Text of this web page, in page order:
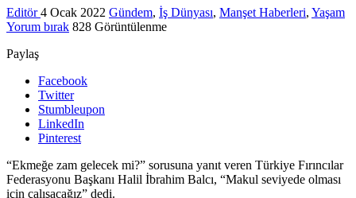
Editör4 Ocak 2022 Gündem, İş Dünyası, Manşet Haberleri, Yaşam
Yorum bırak 828 Görüntülenme
Paylaş
Facebook
Twitter
Stumbleupon
LinkedIn
Pinterest
“Ekmeğe zam gelecek mi?” sorusuna yanıt veren Türkiye Fırıncılar
Federasyonu Başkanı Halil İbrahim Balcı, “Makul seviyede olması
için çalışacağız” dedi.